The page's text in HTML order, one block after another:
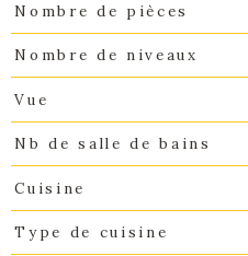
Nombre de pièces
Nombre de niveaux
Vue
Nb de salle de bains
Cuisine
Type de cuisine